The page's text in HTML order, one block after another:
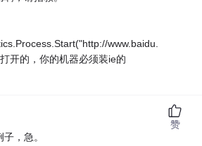
www.baidu.
开的，你的机器必须装ie的
，急。
赞